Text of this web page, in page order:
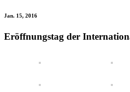
Jan. 15, 2016
Eröffnungstag der